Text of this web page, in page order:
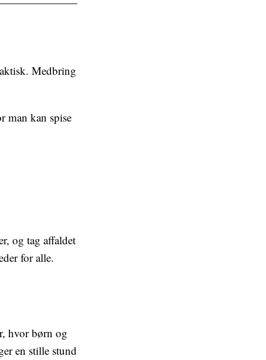
Medbring
man kan spise
og tag affaldet
for alle.
hvor børn og
en stille stund